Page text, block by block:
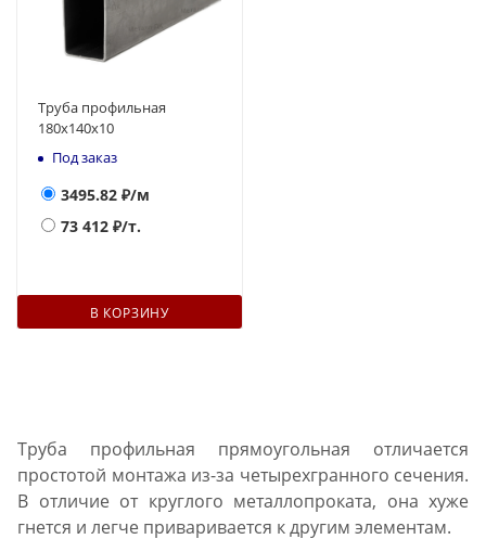
Труба профильная
180х140x10
Под заказ
3495.82 ₽/м
73 412 ₽/т.
В КОРЗИНУ
Труба профильная прямоугольная отличается
простотой монтажа из-за четырехгранного сечения.
В отличие от круглого металлопроката, она хуже
гнется и легче приваривается к другим элементам.